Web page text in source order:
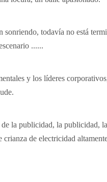
todavía no está
......
y los líderes
la publicidad, la publicidad,
de electricidad